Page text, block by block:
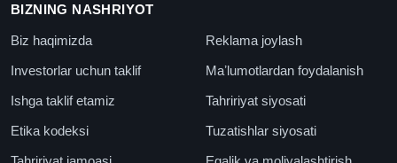
BIZNING NASHRIYOT
Biz haqimizda
Reklama joylash
Investorlar uchun taklif
Maʼlumotlardan foydalanish
Ishga taklif etamiz
Tahririyat siyosati
Etika kodeksi
Tuzatishlar siyosati